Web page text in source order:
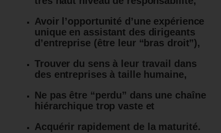
Avoir l’opportunité d’une expérience
unique en assistant des dirigeants
d’entreprise (être leur “bras droit”),
Trouver du sens à leur travail dans
des entreprises à taille humaine,
Ne pas être “perdu” dans une chaîne
hiérarchique trop vaste et
Acquérir rapidement de la maturité.